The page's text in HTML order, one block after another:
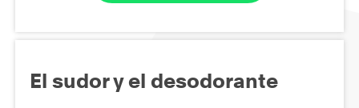
El sudor y el desodorante